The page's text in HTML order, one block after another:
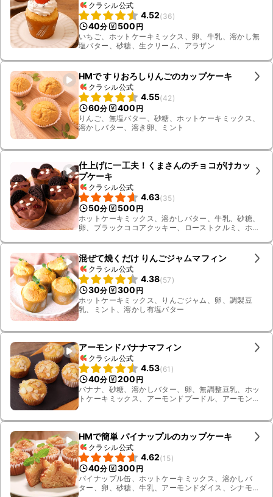
クラシル公式
4.52(36)
40分 500 円
いちご、ホットケーキミックス、卵、牛乳、溶かし無
塩バター、砂糖、生クリーム、アラザン
HMで すりおろしりんごのカップケーキ
クラシル公式
4.55(42 )
60分 400 円
りんご、無塩バター、砂糖、ホットケーキミックス、
溶かしバター、溶き卵、ミント
仕上げに一工夫！くまさんのチョコがけカッ
プケーキ
クラシル公式
4.63(35)
50分 500 円
ホットケーキミックス、溶かしバター、牛乳、砂糖、
卵、ブラックココアクッキー、ローストクルミ、ホワ
クランベリー、お湯、クリームサンドココアクッキー
混ぜて焼くだけ りんごジャムマフィン
クラシル公式
4.38(57 )
30分 300 円
ホットケーキミックス、りんごジャム、卵、調製豆
乳、ミント、溶かし有塩バター
アーモンドバナナマフィン
クラシル公式
4.53(61 )
40分 200 円
バナナ、砂糖、溶かしバター、卵、無調整豆乳、ホッ
トケーキミックス、アーモンドプードル、アーモンド
HMで簡単 パイナップルのカップケーキ
クラシル公式
4.62(15)
40分 300 円
パイナップル缶、ホットケーキミックス、溶かしバ
ター、卵、砂糖、牛乳、アーモンドダイス、シナモン